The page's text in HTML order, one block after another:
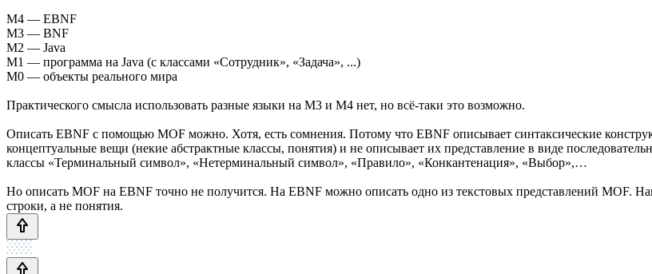
M4 — EBNF
M3 — BNF
M2 — Java
M1 — программа на Java (с классами «Сотрудник», «Задача», ...)
M0 — объекты реального мира
Практического смысла использовать разные языки на М3 и М4 нет, но всё-таки это возможно.
Описать EBNF с помощью MOF можно. Хотя, есть сомнения. Потому что EBNF описывает синтаксические
концептуальные вещи (некие абстрактные классы, понятия) и не описывает их представление в виде
классы «Терминальный символ», «Нетерминальный символ», «Правило», «Конкантенация», «Выбор»,…
Но описать MOF на EBNF точно не получится. На EBNF можно описать одно из текстовых представлений MOF.
строки, а не понятия.